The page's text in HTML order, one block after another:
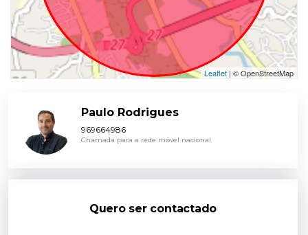
Leaflet | © OpenStreetMap
Paulo Rodrigues
969664986
Chamada para a rede móvel nacional
Quero ser contactado